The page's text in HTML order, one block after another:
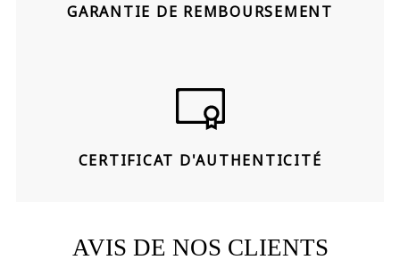
GARANTIE DE REMBOURSEMENT
CERTIFICAT D'AUTHENTICITÉ
AVIS DE NOS CLIENTS